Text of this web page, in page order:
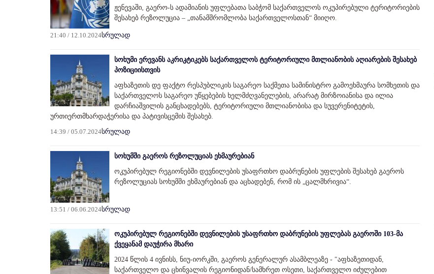
ჟენევაში, გაერო-ს ადამიანის უფლებათა საბჭომ საქართველოს ოკუპირებული ტერიტორიების
შესახებ რეზოლუცია – „თანამშრომლობა საქართველოსთან“ მიიღო.
21:40 / 12.10.2024სრულად
სოხუმი ერევანს აკრიკტიკებს საქართველოს ტერიტორიული მთლიანობის აღიარების შესახებ
პოზიციისთვის
აფხაზეთის დე ფაქტო რესპუბლიკის საგარეო საქმეთა სამინისტრო გამოეხმაურა სომხეთის და
საქართველოს საგარეო უწყებების ხელმძღვანელების, არარატ მირზოიანისა და ილია
დარჩიაშვილის განცხადებებს, ტერიტორიული მთლიანობისა და სუვერენიტეტის,
ურთიერთმხარდაჭერისა და პატივისცემის შესახებ.
14:39 / 05.07.2024სრულად
სოხუმში გაეროს რეზოლუციას ეხმაურებიან
ოკუპირებულ რეგიონებში დევნილების უსაფრთხო დაბრუნების უფლების შესახებ გაეროს
რეზოლუციას სოხუმში ეხმაურებიან და აცხადებენ, რომ ის „ცალმხრივია“.
13:51 / 06.06.2024სრულად
ოკუპირებულ რეგიონებში დევნილების უსაფრთხო დაბრუნების უფლებას გაეროში 103-მა
ქვეყანამ დაუჭირა მხარი
2024 წლის 4 ივნისს, ნიუ-იორკში, გაეროს გენერალურ ასამბლეაზე - "აფხაზეთიდან,
საქართველო და ცხინვალის რეგიონიდან/სამხრეთ ოსეთი, საქართველო იძულებით